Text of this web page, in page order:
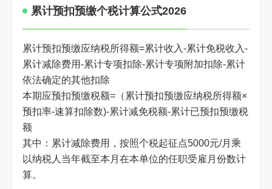
累计预扣预缴个税计算公式2026
累计预扣预缴应纳税所得额=累计收入-累计免税收入-
累计减除费用-累计专项扣除-累计专项附加扣除-累计
依法确定的其他扣除
本期应预扣预缴税额=（累计预扣预缴应纳税所得额×
预扣率-速算扣除数)-累计减免税额-累计已预扣预缴税
额
其中：累计减除费用，按照个税起征点5000元/月乘
以纳税人当年截至本月在本单位的任职受雇月份数计
算。